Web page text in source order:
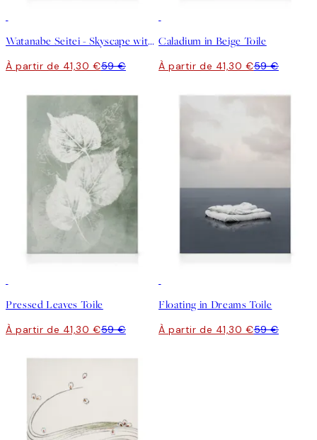
Watanabe Seitei - Skyscape with Birds Flying Toile
À partir de 41,30 €59 €
Caladium in Beige Toile
À partir de 41,30 €59 €
Pressed Leaves Toile
À partir de 41,30 €59 €
Floating in Dreams Toile
À partir de 41,30 €59 €